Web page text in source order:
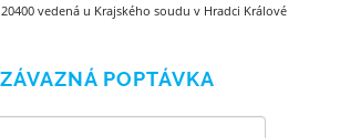
vedená u Krajského soudu v Hradci Králové
POPTÁVKA